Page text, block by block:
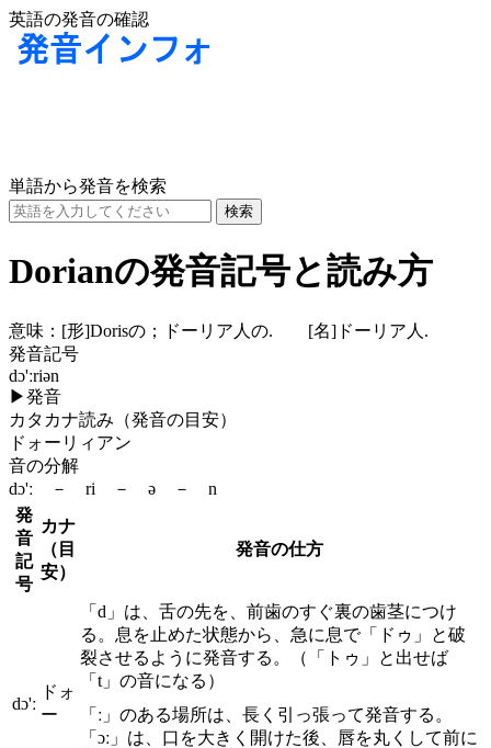
英語の発音の確認
単語から発音を検索
Dorianの発音記号と読み方
意味： [形]Dorisの；ドーリア人の. [名] ドーリア人.
発音記号
dɔ'ːriən
▶発音
カタカナ読み（発音の目安）
ドォーリィアン
音の分解
dɔ'ː － ri － ə － n
発
音
記
号
カナ
（目
安）
発音の仕方
dɔ'ː
ドォ
ー
「d」は、舌の先を、前歯のすぐ裏の歯茎につけ
る。息を止めた状態から、急に息で「ドゥ」と破
裂させるように発音する。（「トゥ」と出せば
「t」の音になる）
「ː」のある場所は、長く引っ張って発音する。
「ɔː」は、口を大きく開けた後、唇を丸くして前に